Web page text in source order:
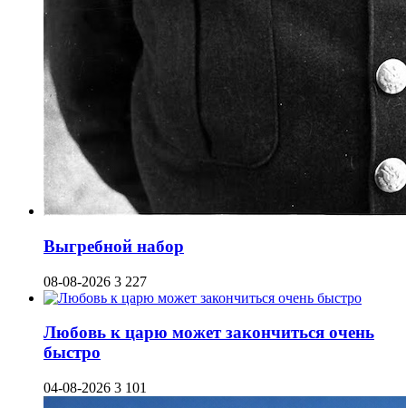
Выгребной набор
08-08-2026 3 227
Любовь к царю может закончиться очень
быстро
04-08-2026 3 101